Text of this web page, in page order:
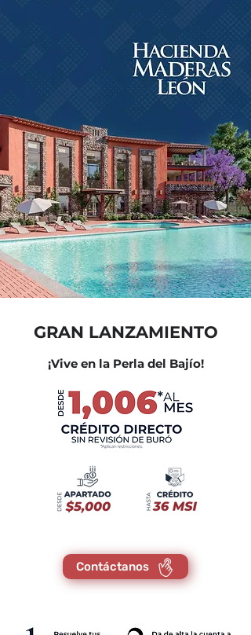
GRAN LANZAMIENTO
¡Vive en la Perla del Bajío!
Contáctanos